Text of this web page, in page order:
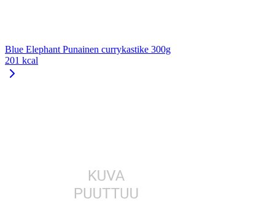
Blue Elephant Punainen currykastike 300g
201 kcal